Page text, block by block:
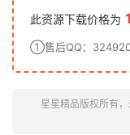
此资源下载价格为
①售后QQ：
星星精品版权所有，